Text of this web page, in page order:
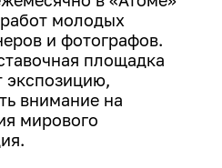
жизнь
классы
школы
школа
ИРНИТУ
молодых
и фотографов.
площадка
внимание на
мирового